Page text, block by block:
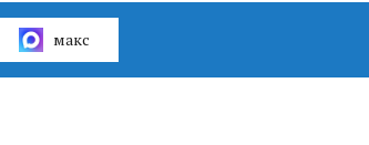
макс